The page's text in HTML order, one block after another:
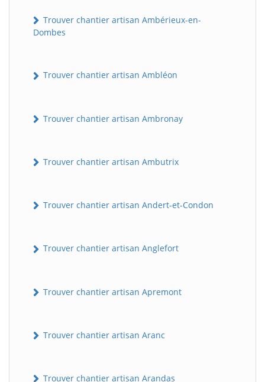
Trouver chantier artisan Ambérieux-en-
Dombes
Trouver chantier artisan Ambléon
Trouver chantier artisan Ambronay
Trouver chantier artisan Ambutrix
Trouver chantier artisan Andert-et-Condon
Trouver chantier artisan Anglefort
Trouver chantier artisan Apremont
Trouver chantier artisan Aranc
Trouver chantier artisan Arandas